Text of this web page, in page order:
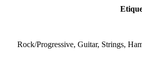
Rock/Progressive, Guitar, Strings,